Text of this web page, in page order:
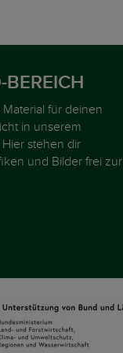
für deinen
in unserem
Hier stehen dir
und Bilder frei zur